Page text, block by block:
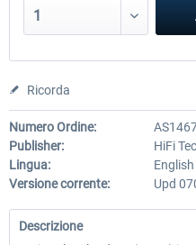
Ricorda
Numero Ordine:
Publisher:
HiFi
Lingua:
English
Versione corrente:
Upd
Descrizione